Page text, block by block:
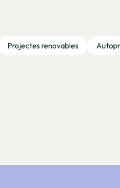
Projectes renovables